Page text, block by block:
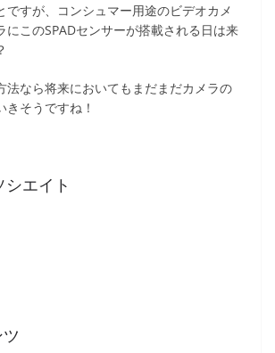
ですが、コンシュマー用途のビデオカメ
にこのSPADセンサーが搭載される日は来
法なら将来においてもまだまだカメラの
そうですね！
エイト